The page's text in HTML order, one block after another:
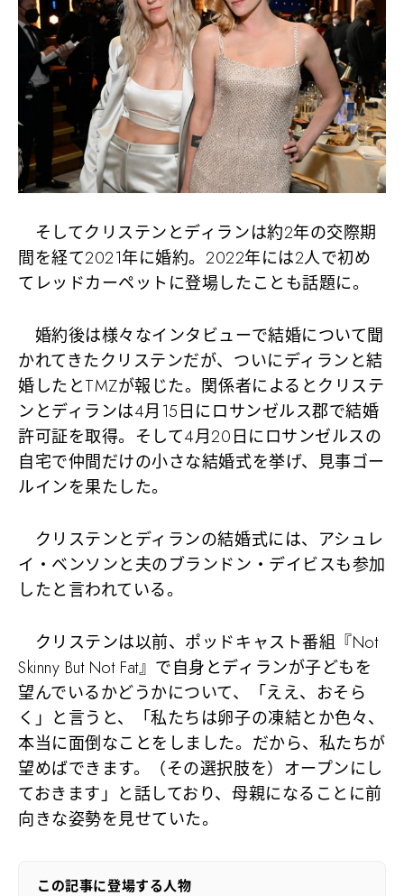
そしてクリステンとディランは約2年の交際期
間を経て2021年に婚約。2022年には2人で初め
てレッドカーペットに登場したことも話題に。
婚約後は様々なインタビューで結婚について聞
かれてきたクリステンだが、ついにディランと結
婚したとTMZが報じた。関係者によるとクリステ
ンとディランは4月15日にロサンゼルス郡で結婚
許可証を取得。そして4月20日にロサンゼルスの
自宅で仲間だけの小さな結婚式を挙げ、見事ゴー
ルインを果たした。
クリステンとディランの結婚式には、アシュレ
イ・ベンソンと夫のブランドン・デイビスも参加
したと言われている。
クリステンは以前、ポッドキャスト番組『Not
Skinny But Not Fat』で自身とディランが子どもを
望んでいるかどうかについて、「ええ、おそら
く」と言うと、「私たちは卵子の凍結とか色々、
本当に面倒なことをしました。だから、私たちが
望めばできます。（その選択肢を）オープンにし
ておきます」と話しており、母親になることに前
向きな姿勢を見せていた。
この記事に登場する人物